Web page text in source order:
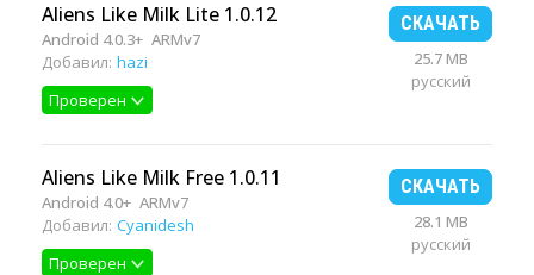
Aliens Like Milk Lite 1.0.12
Android 4.0.3+ ARMv7
Добавил: hazi
Проверен
СКАЧАТЬ
25.7 MB
русский
Aliens Like Milk Free 1.0.11
Android 4.0+ ARMv7
Добавил: Cyanidesh
Проверен
СКАЧАТЬ
28.1 MB
русский